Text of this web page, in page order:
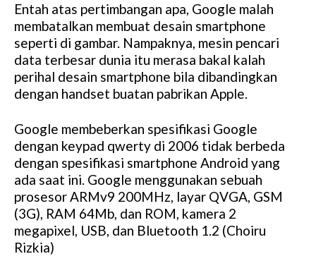
M
u
t
e
Entah atas pertimbangan apa, Google malah
membatalkan membuat desain smartphone
seperti di gambar. Nampaknya, mesin pencari
data terbesar dunia itu merasa bakal kalah
perihal desain smartphone bila dibandingkan
dengan handset buatan pabrikan Apple.
Google membeberkan spesifikasi Google
dengan keypad qwerty di 2006 tidak berbeda
dengan spesifikasi smartphone Android yang
ada saat ini. Google menggunakan sebuah
prosesor ARMv9 200MHz, layar QVGA, GSM
(3G), RAM 64Mb, dan ROM, kamera 2
megapixel, USB, dan Bluetooth 1.2 (Choiru
Rizkia)